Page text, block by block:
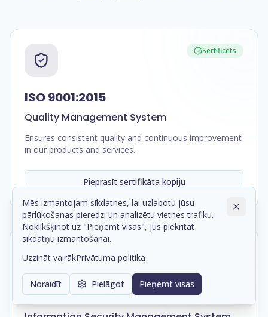
Sertificēts
ISO 9001:2015
Quality Management System
Ensures consistent quality and continuous improvement
in our products and services.
Pieprasīt sertifikāta kopiju
ISO/IEC 27001:2022
Mēs izmantojam sīkdatnes, lai uzlabotu jūsu
pārlūkošanas pieredzi un analizētu vietnes trafiku.
Noklikšķinot uz "Pieņemt visas", jūs piekrītat
sīkdatņu izmantošanai.
Uzzināt vairākPrivātuma politika
Noraidīt Pielāgot Pieņemt visas